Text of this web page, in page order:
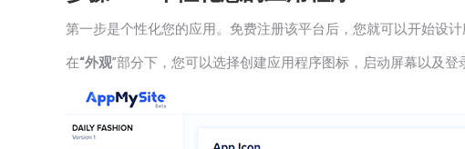
第一步是个性化您的应用。免费注册该平台后，您就可以开始设计
在“外观”部分下，您可以选择创建应用程序图标，启动屏幕以及